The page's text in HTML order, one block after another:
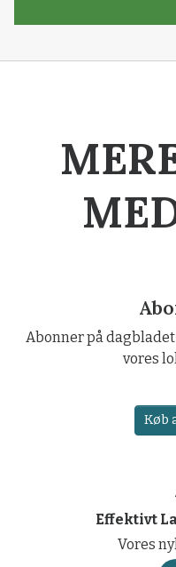
Abonner på
vores
Køb
Effektivt
Vores